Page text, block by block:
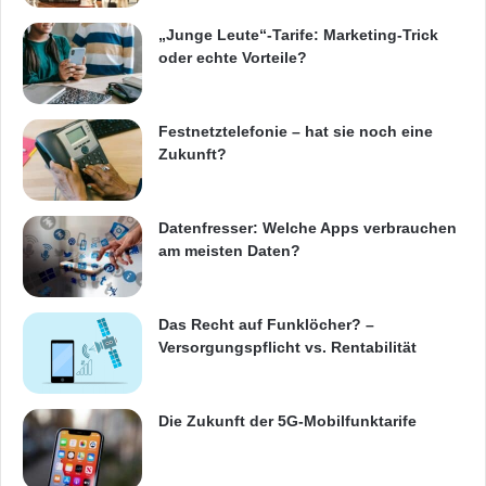
Kunden- und Mitarbeiterdaten verpflichtet. Auf
den ersten Blick sieht das für die meisten
Unternehmen nach sehr viel Aufwand aus,
aber tatsächlich ist es auch eine großartige
Gelegenheit: Indem sie die Daten von
Konsumenten schützen, verschaffen sich
Unternehmen einen Wettbewerbsvorteil.
Schließlich erkennen immer mehr Menschen,
wie wertvoll und schutzbedürftig ihre Daten
sind.“
EU-weiter Fortschritt könnte
bis in die USA nachhallen
„Junge Leute“-Tarife: Marketing-Trick
oder echte Vorteile?
Festnetztelefonie – hat sie noch eine
Zukunft?
Datenfresser: Welche Apps verbrauchen
am meisten Daten?
Das Recht auf Funklöcher? –
Versorgungspflicht vs. Rentabilität
Die Zukunft der 5G-Mobilfunktarife